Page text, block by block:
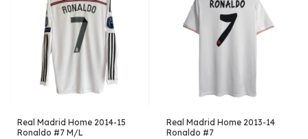
Real Madrid Home 2014-15
Ronaldo #7 M/L
Real Madrid Home 2013-14
Ronaldo #7